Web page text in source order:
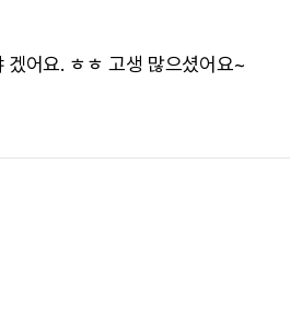
겠어요. ㅎㅎ 고생 많으셨어요~